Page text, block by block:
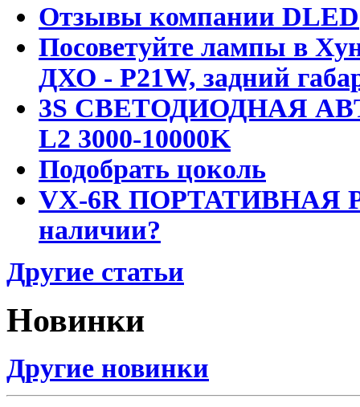
Отзывы компании DLED
Посоветуйте лампы в
ДХО - P21W, задний
3S СВЕТОДИОДНАЯ
L2 3000-10000K
Подобрать цоколь
VX-6R ПОРТАТИВНАЯ
наличии?
Другие статьи
Новинки
Другие новинки